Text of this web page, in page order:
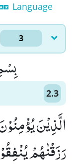
Language
3
2.3
الَّذِیْنَ
رَزَقْنٰهُمْ